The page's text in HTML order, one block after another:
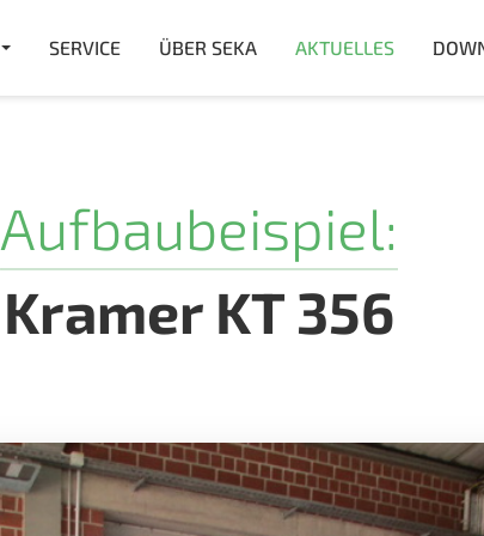
SERVICE ÜBER SEKA AKTUELLES
Aufbaubeispiel:
Kramer KT 356